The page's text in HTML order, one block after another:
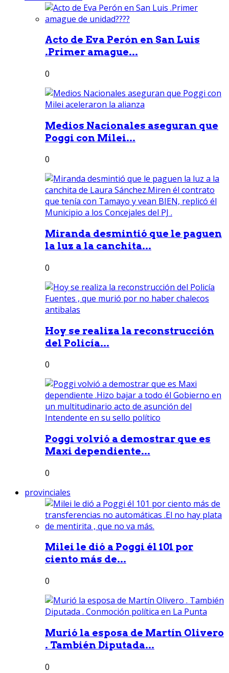
Acto de Eva Perón en San Luis
.Primer amague...
0
Medios Nacionales aseguran que
Poggi con Milei...
0
Miranda desmintió que le paguen
la luz a la canchita...
0
Hoy se realiza la reconstrucción
del Policía...
0
Poggi volvió a demostrar que es
Maxi dependiente...
0
provinciales
Milei le dió a Poggi él 101 por
ciento más de...
0
Murió la esposa de Martín Olivero
. También Diputada...
0